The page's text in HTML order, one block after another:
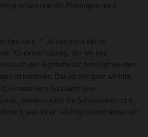
und die Planungen noch
eine
„Kinderfreundliche
Kinderverfassung, der wir uns
auch der Jugendbeirat beteiligt werden
bekommen. Das ist mir ganz wichtig.
jemand vom Schulamt oder
sondern auch die Schülerinnen und
was ihnen wichtig ist und woran wir